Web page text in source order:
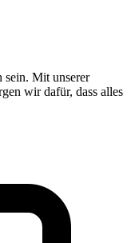
sein. Mit unserer
wir dafür, dass alles